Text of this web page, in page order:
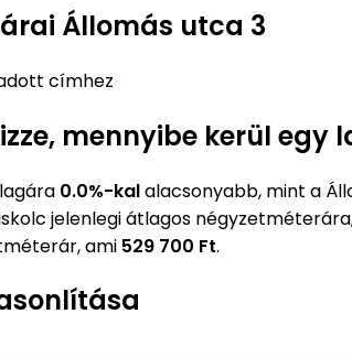
Állomás utca 3
címhez
mennyibe kerül egy
0.0%-kalalacsonyabb, mint a
jelenlegi átlagos
ami 529 700 Ft.